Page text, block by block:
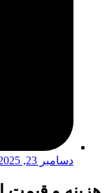
دسامبر 23, 2025